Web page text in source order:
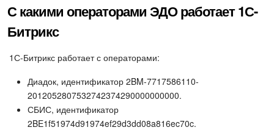
CRM
Онлайн-запись
КЭДО
Подпись
С какими операторами ЭДО работает 1С-
Битрикс
1С-Битрикс работает с операторами:
Диадок, идентификатор 2BM-7717586110-
2012052807532742374290000000000.
СБИС, идентификатор
2BE1f51974d91974ef29d3dd08a816ec70c.